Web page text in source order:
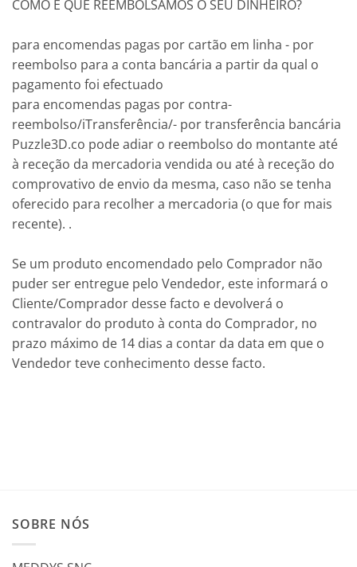
COMO É QUE REEMBOLSAMOS O SEU DINHEIRO?
para encomendas pagas por cartão em linha - por
reembolso para a conta bancária a partir da qual o
pagamento foi efectuado
para encomendas pagas por contra-
reembolso/iTransferência/- por transferência bancária
Puzzle3D.co pode adiar o reembolso do montante até
à receção da mercadoria vendida ou até à receção do
comprovativo de envio da mesma, caso não se tenha
oferecido para recolher a mercadoria (o que for mais
recente). .
Se um produto encomendado pelo Comprador não
puder ser entregue pelo Vendedor, este informará o
Cliente/Comprador desse facto e devolverá o
contravalor do produto à conta do Comprador, no
prazo máximo de 14 dias a contar da data em que o
Vendedor teve conhecimento desse facto.
SOBRE NÓS